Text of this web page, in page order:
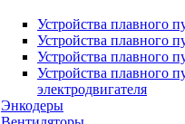
Устройства плавного
Устройства плавного
Устройства плавного
Устройства плавного
электродвигателя
Энкодеры